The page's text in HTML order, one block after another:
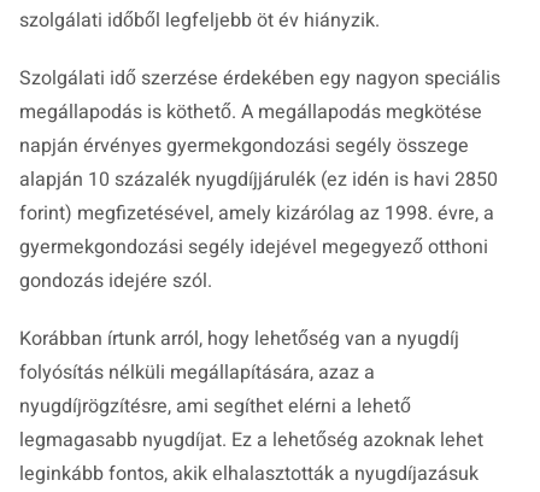
szolgálati időből legfeljebb öt év hiányzik.
Szolgálati idő szerzése érdekében egy nagyon speciális
megállapodás is köthető. A megállapodás megkötése
napján érvényes gyermekgondozási segély összege
alapján 10 százalék nyugdíjjárulék (ez idén is havi 2850
forint) megfizetésével, amely kizárólag az 1998. évre, a
gyermekgondozási segély idejével megegyező otthoni
gondozás idejére szól.
Korábban írtunk arról, hogy lehetőség van a nyugdíj
folyósítás nélküli megállapítására, azaz a
nyugdíjrögzítésre, ami segíthet elérni a lehető
legmagasabb nyugdíjat. Ez a lehetőség azoknak lehet
leginkább fontos, akik elhalasztották a nyugdíjazásuk